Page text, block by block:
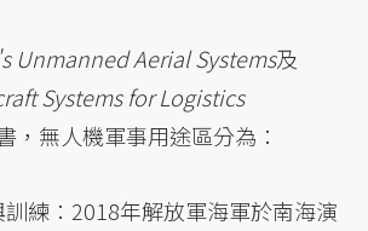
Unmanned Aerial Systems及
Systems for Logistics
，無人機軍事用途區分為：
練：2018年解放軍海軍於南海演